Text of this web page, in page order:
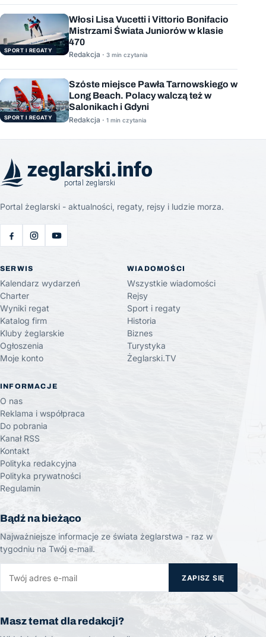
SPORT I REGATY
Włosi Lisa Vucetti i Vittorio Bonifacio
Mistrzami Świata Juniorów w klasie
470
Redakcja · 3 min czytania
SPORT I REGATY
Szóste miejsce Pawła Tarnowskiego w
Long Beach. Polacy walczą też w
Salonikach i Gdyni
Redakcja · 1 min czytania
Portal żeglarski - aktualności, regaty, rejsy i ludzie morza.
SERWIS
Kalendarz wydarzeń
Charter
Wyniki regat
Katalog firm
Kluby żeglarskie
Ogłoszenia
Moje konto
WIADOMOŚCI
Wszystkie wiadomości
Rejsy
Sport i regaty
Historia
Biznes
Turystyka
Żeglarski.TV
INFORMACJE
O nas
Reklama i współpraca
Do pobrania
Kanał RSS
Kontakt
Polityka redakcyjna
Polityka prywatności
Regulamin
Bądź na bieżąco
Najważniejsze informacje ze świata żeglarstwa - raz w
tygodniu na Twój e-mail.
ZAPISZ SIĘ
Masz temat dla redakcji?